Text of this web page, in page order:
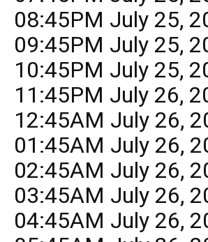
08:45PM July 25,
09:45PM July 25,
10:45PM July 25,
11:45PM July 26,
12:45AM July 26,
01:45AM July 26,
02:45AM July 26,
03:45AM July 26,
04:45AM July 26,